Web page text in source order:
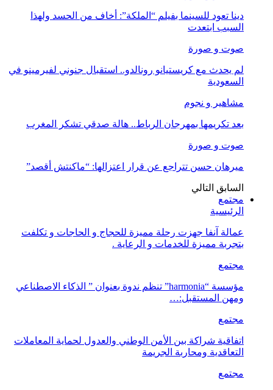
دينا تعود للسينما بفيلم “الملكة”: أخاف من الحسد ولهذا
السبب ابتعدت
صوت و صورة
لم يحدث مع كريستيانو رونالدو.. استقبال جنوني لفيرمينو في
السعودية
مشاهير و نجوم
بعد تكريمها بمهرجان الرباط.. هالة صدقي تشكر المغرب
صوت و صورة
ميرهان حسن تتراجع عن قرار اعتزالها: “ماكنتش أقصد”
السابق التالي
مجتمع
الرئيسية
عمالة آنفا جهزت رحلة مميزة للحجاج و الحاجات و تكلفت
بتجربة مميزة للخدمات و الرعاية .
مجتمع
مؤسسة “harmonia” تنظم ندوة بعنوان ” الذكاء الاصطناعي
ومهن المستقبل:…
مجتمع
اتفاقية شراكة بين الأمن الوطني والعدول لحماية المعاملات
التعاقدية ومحاربة الجريمة
مجتمع